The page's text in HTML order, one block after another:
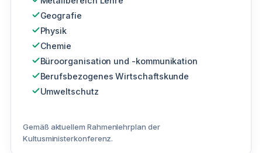
Geografie
Physik
Chemie
Büroorganisation und -kommunikation
Berufsbezogenes Wirtschaftskunde
Umweltschutz
Gemäß aktuellem Rahmenlehrplan der
Kultusministerkonferenz.